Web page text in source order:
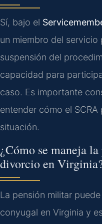
Sí, bajo el
un miembro del servicio
suspensión del
capacidad para
caso. Es importante
entender cómo el
situación.
¿Cómo se maneja
divorcio en
La pensión militar
conyugal en Virginia y